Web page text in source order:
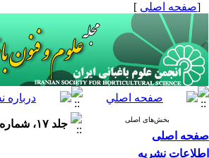
[صفحه اصلی ]
بخش‌های اصلی
صفحه اصلی
اطلاعات نشریه
جلد ۱۷، شماره ۳ - ( پاییز ۱۳۹۵ )